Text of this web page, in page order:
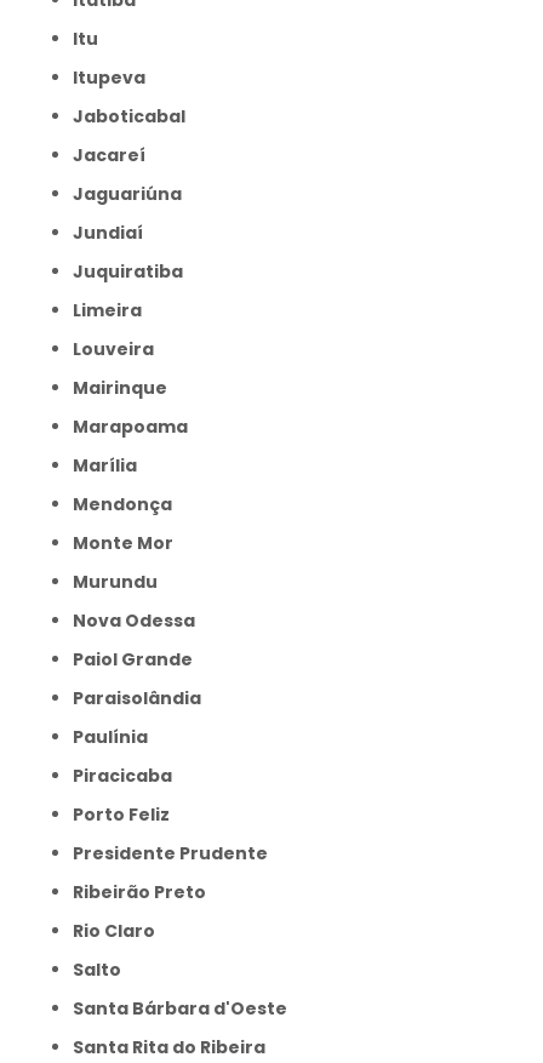
Itu
Itupeva
Jaboticabal
Jacareí
Jaguariúna
Jundiaí
Juquiratiba
Limeira
Louveira
Mairinque
Marapoama
Marília
Mendonça
Monte Mor
Murundu
Nova Odessa
Paiol Grande
Paraisolândia
Paulínia
Piracicaba
Porto Feliz
Presidente Prudente
Ribeirão Preto
Rio Claro
Salto
Santa Bárbara d'Oeste
Santa Rita do Ribeira